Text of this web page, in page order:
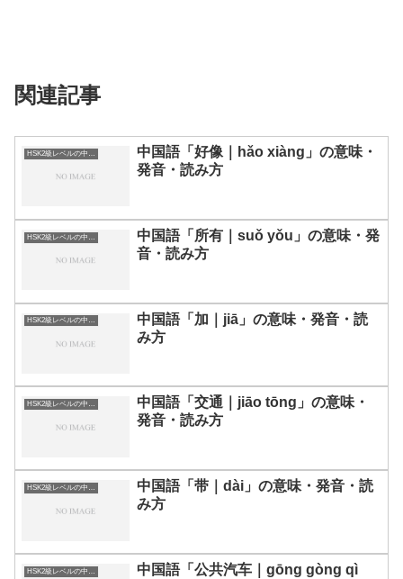
関連記事
中国語「好像｜hǎo xiàng」の意味・
発音・読み方
中国語「所有｜suǒ yǒu」の意味・発
音・読み方
HSK2級レベルの中国語
中国語「加｜jiā」の意味・発音・読
み方
HSK2級レベルの中国語
中国語「交通｜jiāo tōng」の意味・
発音・読み方
HSK2級レベルの中国語
中国語「带｜dài」の意味・発音・読
み方
HSK2級レベルの中国語
中国語「公共汽车｜gōng gòng qì